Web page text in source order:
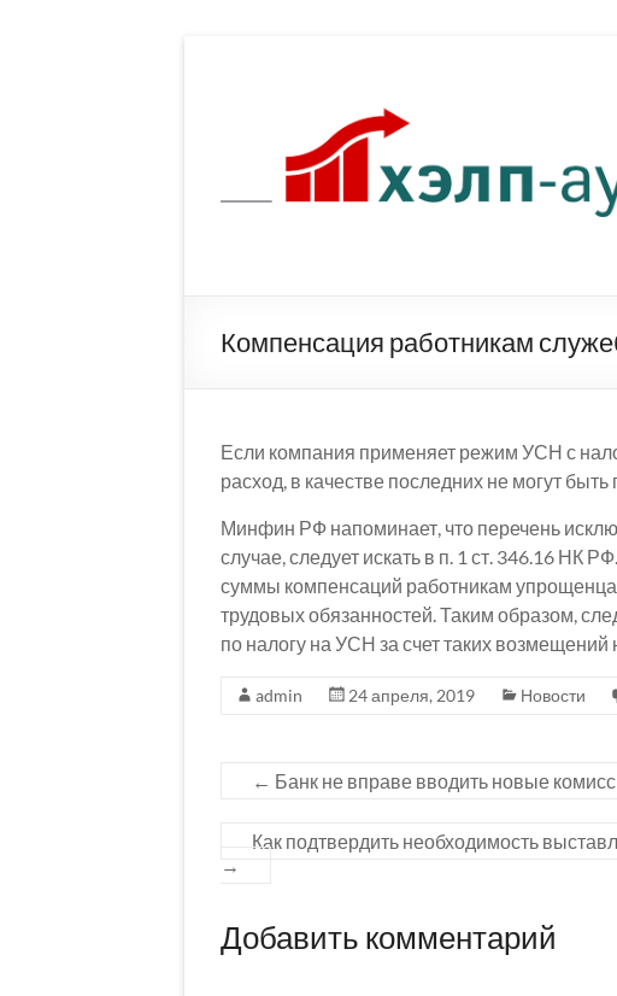
Компенсация работникам
Если компания применяет режим УСН с
расход, в качестве последних не могут
Минфин РФ напоминает, что перечень
случае, следует искать в п. 1 ст. 346.16 НК
суммы компенсаций работникам
трудовых обязанностей. Таким образом,
по налогу на УСН за счет таких
admin 24 апреля, 2019 Новости
← Банк не вправе вводить новые
Как подтвердить необходимость
→
Добавить комментарий